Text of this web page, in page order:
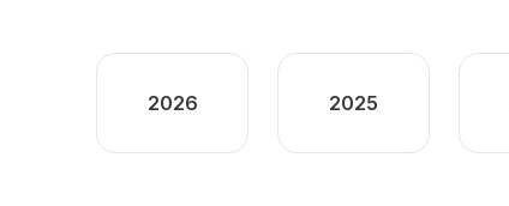
2026 2025